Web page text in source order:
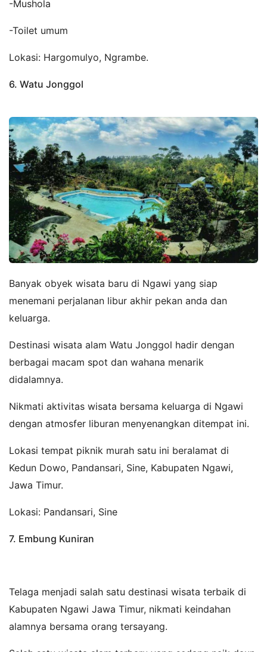
-Mushola
-Toilet umum
Lokasi: Hargomulyo, Ngrambe.
6. Watu Jonggol
Banyak obyek wisata baru di Ngawi yang siap
menemani perjalanan libur akhir pekan anda dan
keluarga.
Destinasi wisata alam Watu Jonggol hadir dengan
berbagai macam spot dan wahana menarik
didalamnya.
Nikmati aktivitas wisata bersama keluarga di Ngawi
dengan atmosfer liburan menyenangkan ditempat ini.
Lokasi tempat piknik murah satu ini beralamat di
Kedun Dowo, Pandansari, Sine, Kabupaten Ngawi,
Jawa Timur.
Lokasi: Pandansari, Sine
7. Embung Kuniran
Telaga menjadi salah satu destinasi wisata terbaik di
Kabupaten Ngawi Jawa Timur, nikmati keindahan
alamnya bersama orang tersayang.